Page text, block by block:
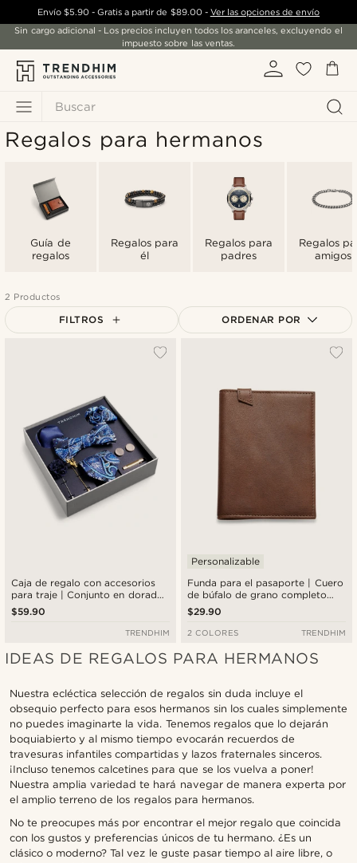
Buscar
Envío $5.90- Gratis a partir de $89.00- Ver las opciones de envío
Sin cargo adicional - Los precios incluyen todos los aranceles, excluyendo el
impuesto sobre las ventas.
Regalos para hermanos
Guía de
regalos
Regalos para
él
Regalos para
padres
Regalos
amigos
2 Productos
FILTROS ORDENAR POR
Menor precio
Caja de regalo con accesorios
para traje | Conjunto en dorado
y cachemira azul
$59.90
TRENDHIM
Funda para el pasaporte | Cuero
de búfalo de grano completo
negro
Personalizable
$29.90
2 COLORES TRENDHIM
IDEAS DE REGALOS PARA HERMANOS
Nuestra ecléctica selección de regalos sin duda incluye el
obsequio perfecto para esos hermanos sin los cuales simplemente
no puedes imaginarte la vida. Tenemos regalos que lo dejarán
boquiabierto y al mismo tiempo evocarán recuerdos de
travesuras infantiles compartidas y lazos fraternales sinceros.
¡Incluso tenemos calcetines para que se los vuelva a poner!
Nuestra amplia variedad te hará navegar de manera experta por
el amplio terreno de los regalos para hermanos.
No te preocupes más por encontrar el mejor regalo que coincida
con los gustos y preferencias únicos de tu hermano. ¿Es un
clásico o moderno? Tal vez le guste pasar tiempo al aire libre, o